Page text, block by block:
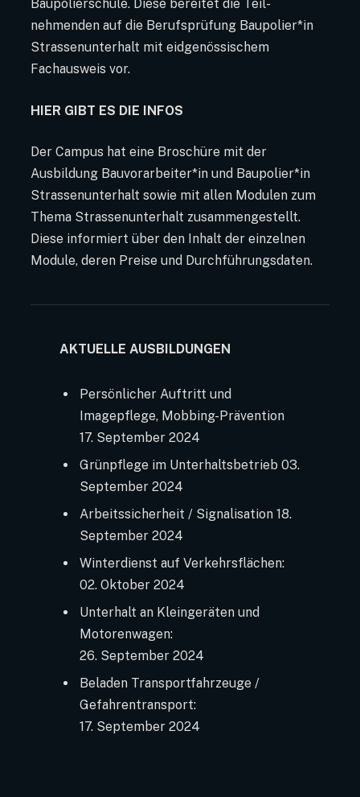
Baupolierschule. Diese bereitet die Teil-
nehmenden auf die Berufsprüfung Baupolier*in
Strassenunterhalt mit eidgenössischem
Fachausweis vor.
HIER GIBT ES DIE INFOS
Der Campus hat eine Broschüre mit der
Ausbildung Bauvorarbeiter*in und Baupolier*in
Strassenunterhalt sowie mit allen Modulen zum
Thema Strassenunterhalt zusammengestellt.
Diese informiert über den Inhalt der einzelnen
Module, deren Preise und Durchführungsdaten.
AKTUELLE AUSBILDUNGEN
Persönlicher Auftritt und
Imagepflege, Mobbing-Prävention
17. September 2024
Grünpflege im Unterhaltsbetrieb 03.
September 2024
Arbeitssicherheit / Signalisation 18.
September 2024
Winterdienst auf Verkehrsflächen:
02. Oktober 2024
Unterhalt an Kleingeräten und
Motorenwagen:
26. September 2024
Beladen Transportfahrzeuge /
Gefahrentransport:
17. September 2024